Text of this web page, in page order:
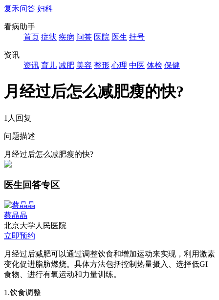
复禾问答 妇科
看病助手
首页 症状 疾病 问答 医院 医生 挂号
资讯
资讯 育儿 减肥 美容 整形 心理 中医 体检 保健
月经过后怎么减肥瘦的快?
1人回复
问题描述
月经过后怎么减肥瘦的快?
医生回答专区
蔡晶晶
北京大学人民医院
立即预约
月经过后减肥可以通过调整饮食和增加运动来实现，利用激素
变化促进脂肪燃烧。具体方法包括控制热量摄入、选择低GI
食物、进行有氧运动和力量训练。
1.饮食调整